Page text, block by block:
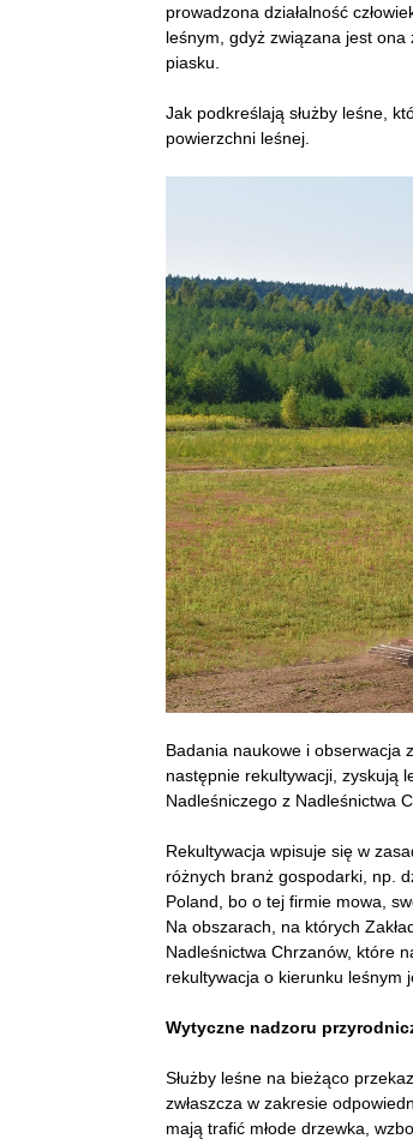
prowadzona działalność
leśnym, gdyż związana jest
piasku.
Jak podkreślają służby leśne,
powierzchni leśnej.
Badania naukowe i obserwacja
następnie rekultywacji, zyskują
Nadleśniczego z Nadleśnictwa
Rekultywacja wpisuje się w
różnych branż gospodarki, np.
Poland, bo o tej firmie mowa,
Na obszarach, na których
Nadleśnictwa Chrzanów, które
rekultywacja o kierunku leśnym
Wytyczne nadzoru
Służby leśne na bieżąco
zwłaszcza w zakresie
mają trafić młode drzewka,